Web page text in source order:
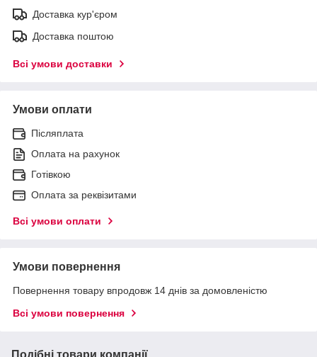
Доставка кур'єром
Доставка поштою
Всі умови доставки
Умови оплати
Післяплата
Оплата на рахунок
Готівкою
Оплата за реквізитами
Всі умови оплати
Умови повернення
Повернення товару впродовж 14 днів за домовленістю
Всі умови повернення
Подібні товари компанії